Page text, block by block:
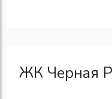
ЖК Черная